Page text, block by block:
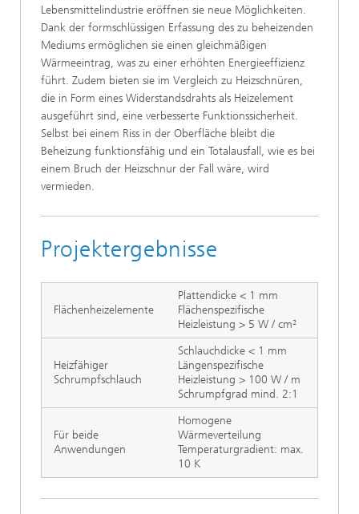
Lebensmittelindustrie eröffnen sie neue Möglichkeiten.
Dank der formschlüssigen Erfassung des zu beheizenden
Mediums ermöglichen sie einen gleichmäßigen
Wärmeeintrag, was zu einer erhöhten Energieeffizienz
führt. Zudem bieten sie im Vergleich zu Heizschnüren,
die in Form eines Widerstandsdrahts als Heizelement
ausgeführt sind, eine verbesserte Funktionssicherheit.
Selbst bei einem Riss in der Oberfläche bleibt die
Beheizung funktionsfähig und ein Totalausfall, wie es bei
einem Bruch der Heizschnur der Fall wäre, wird
vermieden.
Projektergebnisse
Flächenheizelemente
Plattendicke < 1 mm
Flächenspezifische
Heizleistung > 5 W / cm²
Heizfähiger
Schrumpfschlauch
Schlauchdicke < 1 mm
Längenspezifische
Heizleistung > 100 W / m
Schrumpfgrad mind. 2:1
Für beide
Anwendungen
Homogene
Wärmeverteilung
Temperaturgradient: max.
10 K